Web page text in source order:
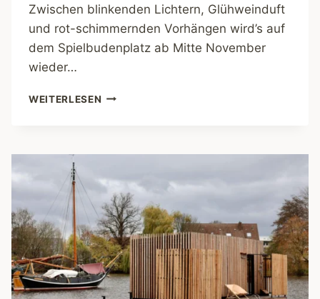
Zwischen blinkenden Lichtern, Glühweinduft
und rot-schimmernden Vorhängen wird’s auf
dem Spielbudenplatz ab Mitte November
wieder…
WEITERLESEN SANTA
GEILSTER